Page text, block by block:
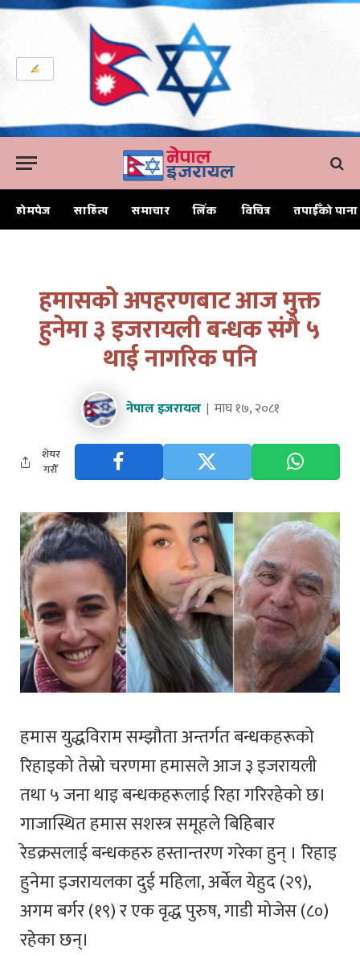
होमपेज साहित्य समाचार लिंक विचित्र तपाईँको पाना
हमासको अपहरणबाट आज मुक्त
हुनेमा ३ इजरायली बन्धक संगै ५
थाई नागरिक पनि
नेपाल इजरायल माघ १७, २०८१
शेयर
गरौँ
हमास युद्धविराम सम्झौता अन्तर्गत बन्धकहरूको
रिहाइको तेस्रो चरणमा हमासले आज ३ इजरायली
तथा ५ जना थाइ बन्धकहरूलाई रिहा गरिरहेको छ।
गाजास्थित हमास सशस्त्र समूहले बिहिबार
रेडक्रसलाई बन्धकहरु हस्तान्तरण गरेका हुन् । रिहाइ
हुनेमा इजरायलका दुई महिला, अर्बेल येहुद (२९),
अगम बर्गर (१९) र एक वृद्ध पुरुष, गाडी मोजेस (८०)
रहेका छन्।